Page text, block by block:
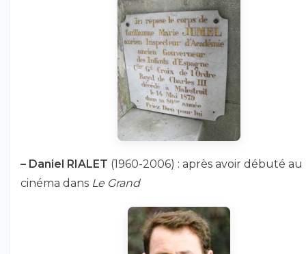
– Daniel RIALET (1960-2006) : après avoir débuté au
cinéma dans Le Grand